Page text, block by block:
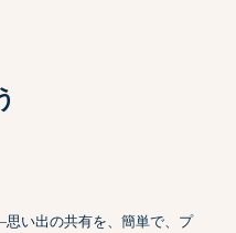
い出の共有を、簡単で、プ